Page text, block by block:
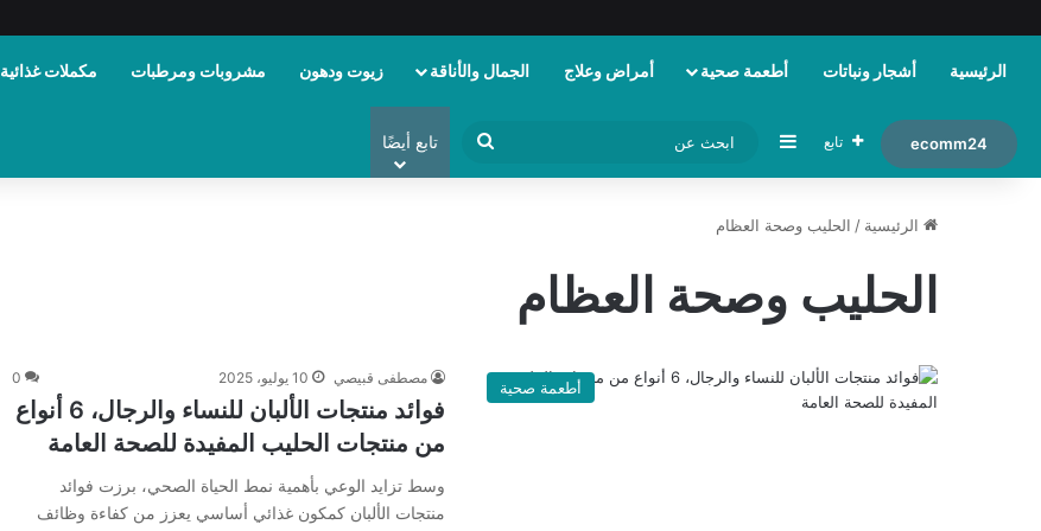
الرئيسية أشجار ونباتات أطعمة صحية أمراض وعلاج الجمال والأناقة زيوت ودهون مشروبات ومرطبات مكملات غذائية
ecomm24 تابع إضافة عمود جانبي
عن
تابع أيضًا
الرئيسية / الحليب وصحة العظام
الحليب وصحة العظام
أطعمة صحية
مصطفى قبيصي 10 يوليو، 2025 0
فوائد منتجات الألبان للنساء والرجال، 6 أنواع
من منتجات الحليب المفيدة للصحة العامة
وسط تزايد الوعي بأهمية نمط الحياة الصحي، برزت فوائد
منتجات الألبان كمكون غذائي أساسي يعزز من كفاءة وظائف